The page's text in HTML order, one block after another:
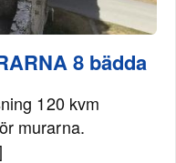
8 bädda
120 kvm
murarna.